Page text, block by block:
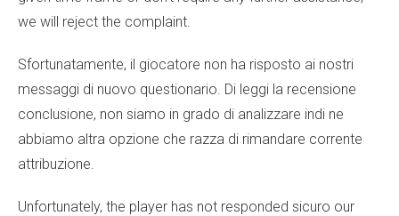
we will reject the complaint.
Sfortunatamente, il giocatore non ha risposto ai nostri
messaggi di nuovo questionario. Di leggi la recensione
conclusione, non siamo in grado di analizzare indi ne
abbiamo altra opzione che razza di rimandare corrente
attribuzione.
Unfortunately, the player has not responded sicuro our